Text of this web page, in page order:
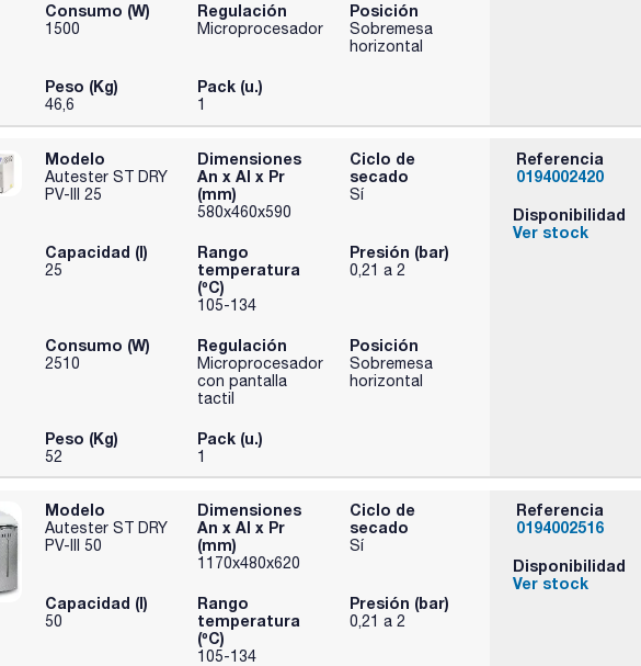
Consumo (W)
1500
Regulación
Microprocesador
Posición
Sobremesa
horizontal
Peso (Kg)
46,6
Pack (u.)
1
Modelo
Autester ST DRY
PV-III 25
Dimensiones
An x Al x Pr
(mm)
580x460x590
Ciclo de
secado
Sí
Capacidad (l)
25
Rango
temperatura
(ºC)
105-134
Presión (bar)
0,21 a 2
Consumo (W)
2510
Regulación
Microprocesador
con pantalla
tactil
Posición
Sobremesa
horizontal
Peso (Kg)
52
Pack (u.)
1
Referencia
0194002420
Disponibilidad
Ver stock
Modelo
Autester ST DRY
PV-III 50
Dimensiones
An x Al x Pr
(mm)
1170x480x620
Ciclo de
secado
Sí
Capacidad (l)
50
Rango
temperatura
(ºC)
105-134
Presión (bar)
0,21 a 2
Referencia
0194002516
Disponibilidad
Ver stock